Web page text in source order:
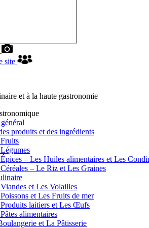
site
et à la haute gastronomie
produits et des ingrédients
– Les Huiles alimentaires et Les
– Le Riz et Les Graines
et Les Volailles
et Les Fruits de mer
laitiers et Les Œufs
alimentaires
et La Pâtisserie